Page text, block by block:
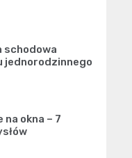
schodowa
jednorodzinnego
okna – 7